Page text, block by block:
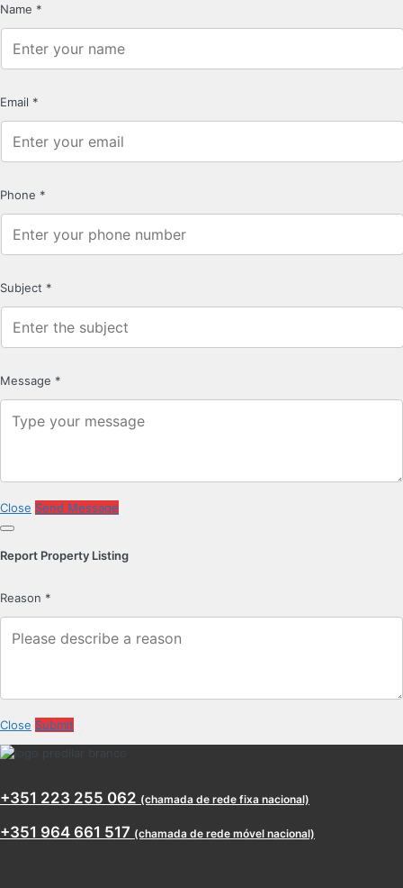
Name *
Email *
Phone *
Subject *
Message *
Close Send Message
Report Property Listing
Reason *
Close Submit
+351 223 255 062 (chamada de rede fixa nacional)
+351 964 661 517 (chamada de rede móvel nacional)